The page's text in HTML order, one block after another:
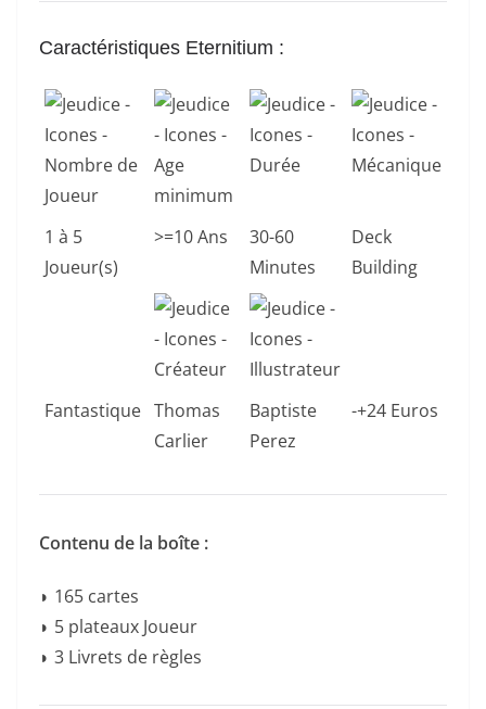
Caractéristiques Eternitium :
1 à 5
Joueur(s)
>=10 Ans
30-60
Minutes
Deck
Building
Fantastique Thomas
Carlier
Baptiste
Perez
-+24 Euros
Contenu de la boîte :
◗ 165 cartes
◗ 5 plateaux Joueur
◗ 3 Livrets de règles